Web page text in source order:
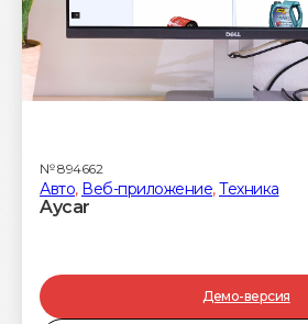
№894662
Авто, Веб-приложение,Техника
Aycar
Демо-версия